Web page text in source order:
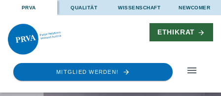
PRVA QUALITÄT WISSENSCHAFT NEWCOMER
ETHIKRAT
MITGLIED WERDEN!